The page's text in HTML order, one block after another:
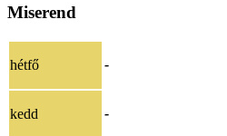
Miserend
hétfő -
kedd -